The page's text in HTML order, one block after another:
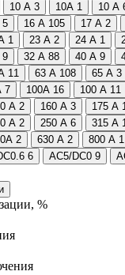
10 A 3 10А 1 10 А
5 16 А 105 17 А 2
1 23 А 2 24 А 1
9 32 А 88 40 A 9
11 63 А 108 65 А 3
7 100A 16 100 А 11
A 2 160 А 3 175 А
A 2 250 А 6 315 А
2 630 А 2 800 А 1
6 AC5/DC0 9
%